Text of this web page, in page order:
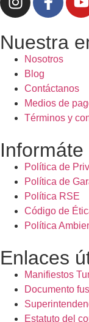
Nuestra
Nosotros
Blog
Contáctanos
Medios de
Términos y
Informáte
Política de
Política de
Política RSE
Código de
Política
Enlaces
Manifiestos
Documento
Estatuto del